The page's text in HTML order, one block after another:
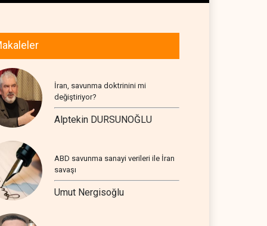
İran, savunma doktrinini mi
değiştiriyor?
Alptekin DURSUNOĞLU
ABD savunma sanayi verileri ile İran
savaşı
Umut Nergisoğlu